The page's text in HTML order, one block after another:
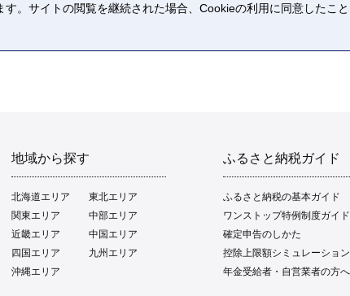
地域から探す
北海道エリア
東北エリア
関東エリア
中部エリア
近畿エリア
中国エリア
四国エリア
九州エリア
沖縄エリア
ふるさと納税ガイド
ふるさと納税の基本ガイド
ワンストップ特例制度ガイド
確定申告のしかた
控除上限額シミュレーション
年金受給者・自営業者の方へ
。サイトの閲覧を継続された場合、Cookieの利用に同意したこと